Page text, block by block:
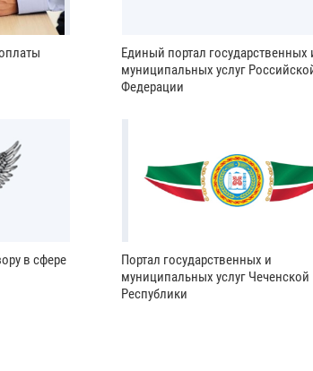
Единый портал государственных
муниципальных услуг
Федерации
в сфере
Портал государственных и
муниципальных услуг Чеченской
Республики